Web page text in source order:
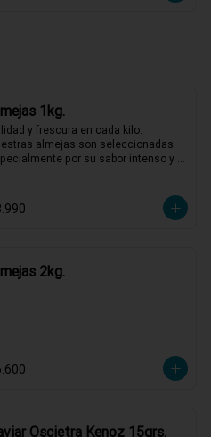
1kg.
y frescura en cada kilo.
almejas son seleccionadas
por su sabor intenso y
necesitas más para disfrutar de un
marino auténtico y refrescante.
2kg.
Oscietra Kenoz 15grs.